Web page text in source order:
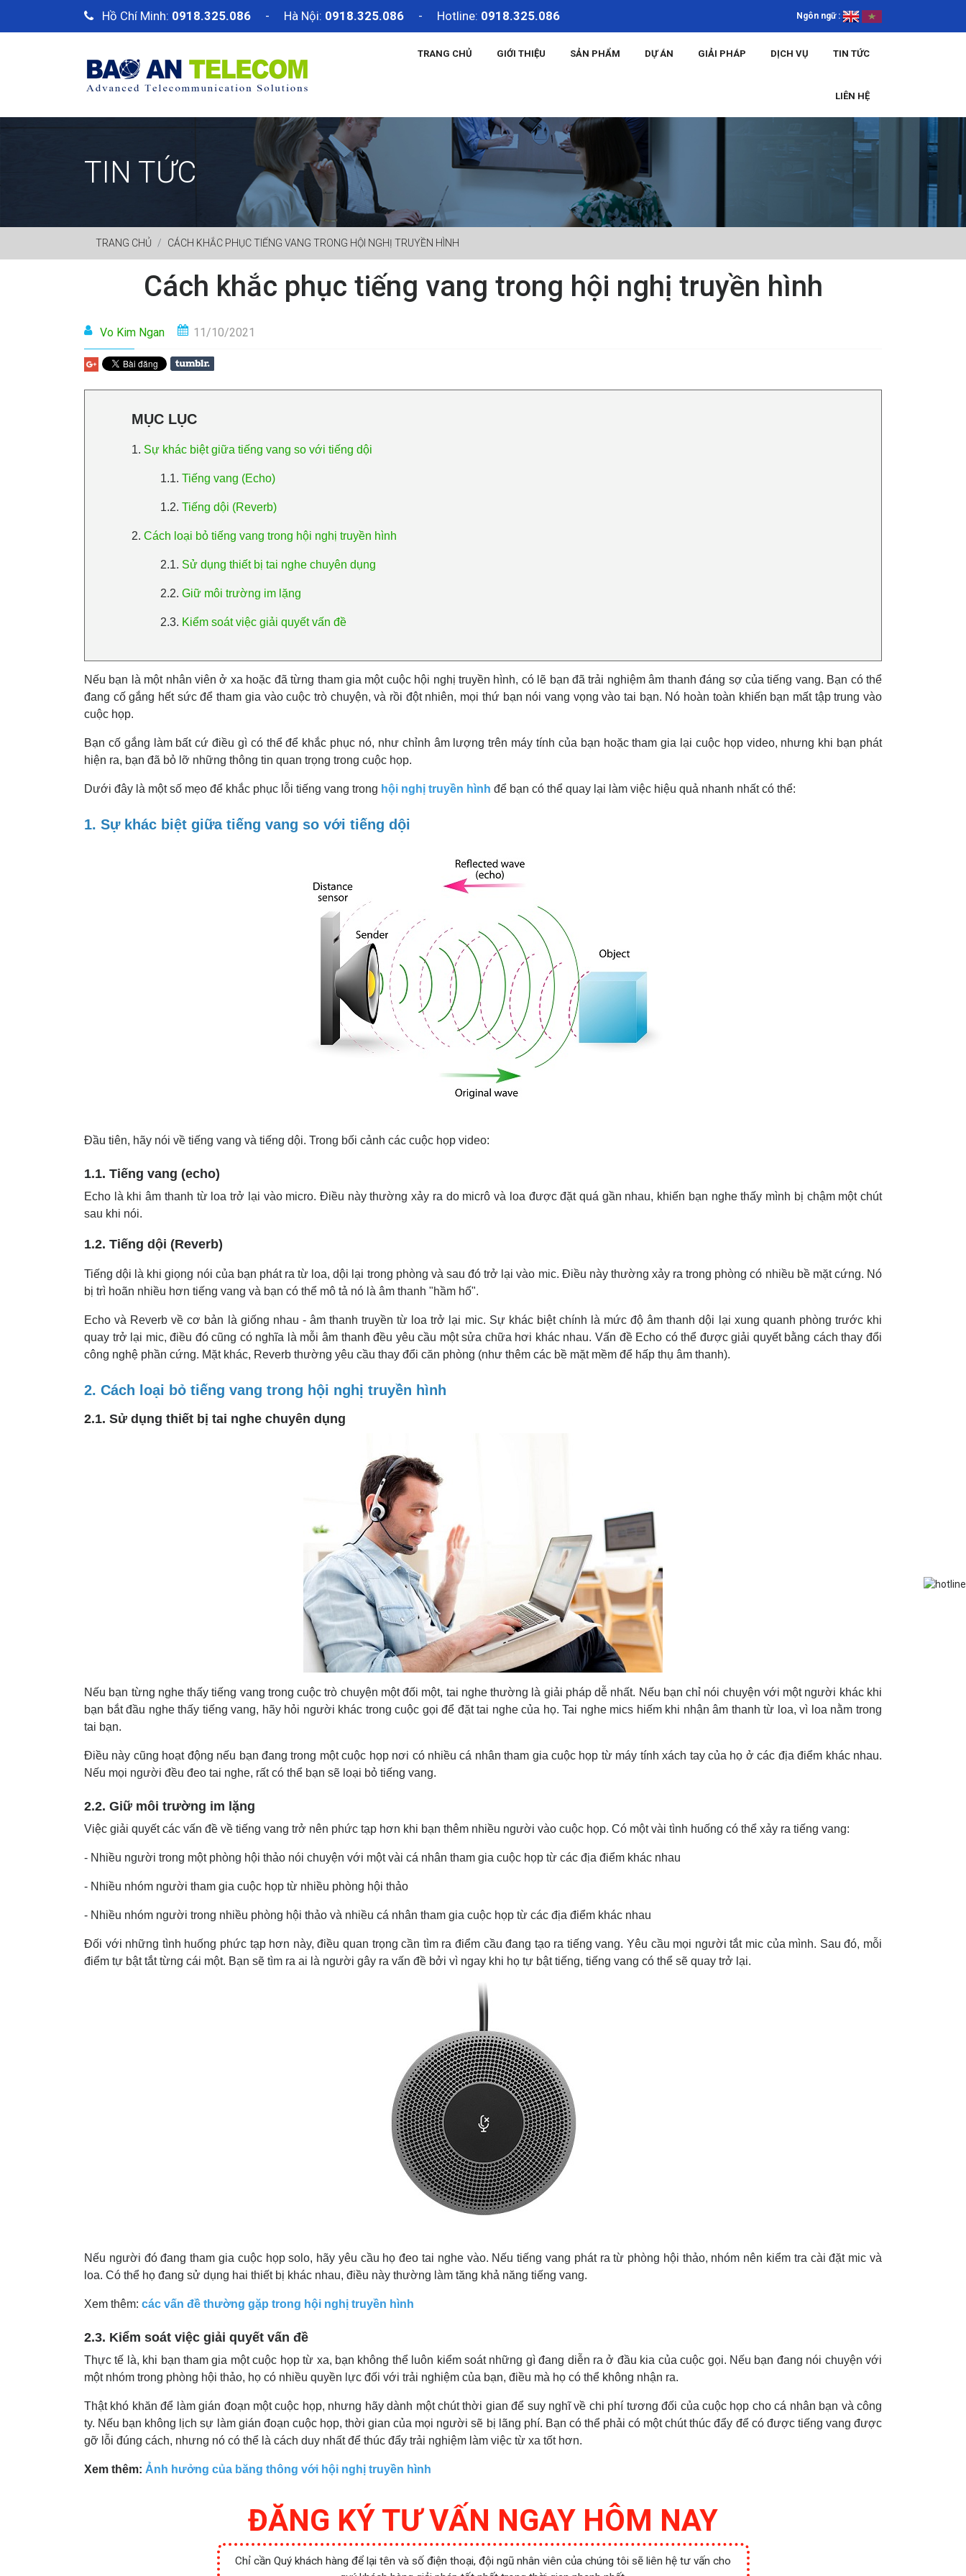
Hồ Chí Minh: 0918.325.086 - Hà Nội: 0918.325.086 - Hotline: 0918.325.086 Ngôn ngữ :
TRANG CHỦ GIỚI THIỆU SẢN PHẨM DỰ ÁN GIẢI PHÁP DỊCH VỤ TIN TỨC
LIÊN HỆ
TIN TỨC
TRANG CHỦ CÁCH KHẮC PHỤC TIẾNG VANG TRONG HỘI NGHỊ TRUYỀN HÌNH
Cách khắc phục tiếng vang trong hội nghị truyền hình
Vo Kim Ngan 11/10/2021
MỤC LỤC
1. Sự khác biệt giữa tiếng vang so với tiếng dội
1.1. Tiếng vang (Echo)
1.2. Tiếng dội (Reverb)
2. Cách loại bỏ tiếng vang trong hội nghị truyền hình
2.1. Sử dụng thiết bị tai nghe chuyên dụng
2.2. Giữ môi trường im lặng
2.3. Kiểm soát việc giải quyết vấn đề
Nếu bạn là một nhân viên ở xa hoặc đã từng tham gia một cuộc hội nghị truyền hình, có lẽ bạn đã trải nghiệm âm thanh đáng sợ của tiếng vang. Bạn có thể
đang cố gắng hết sức để tham gia vào cuộc trò chuyện, và rồi đột nhiên, mọi thứ bạn nói vang vọng vào tai bạn. Nó hoàn toàn khiến bạn mất tập trung vào
cuộc họp.
Bạn cố gắng làm bất cứ điều gì có thể để khắc phục nó, như chỉnh âm lượng trên máy tính của bạn hoặc tham gia lại cuộc họp video, nhưng khi bạn phát
hiện ra, bạn đã bỏ lỡ những thông tin quan trọng trong cuộc họp.
Dưới đây là một số mẹo để khắc phục lỗi tiếng vang trong hội nghị truyền hình để bạn có thể quay lại làm việc hiệu quả nhanh nhất có thể:
1. Sự khác biệt giữa tiếng vang so với tiếng dội
Đầu tiên, hãy nói về tiếng vang và tiếng dội. Trong bối cảnh các cuộc họp video:
1.1. Tiếng vang (echo)
Echo là khi âm thanh từ loa trở lại vào micro. Điều này thường xảy ra do micrô và loa được đặt quá gần nhau, khiến bạn nghe thấy mình bị chậm một chút
sau khi nói.
1.2. Tiếng dội (Reverb)
Tiếng dội là khi giọng nói của bạn phát ra từ loa, dội lại trong phòng và sau đó trở lại vào mic. Điều này thường xảy ra trong phòng có nhiều bề mặt cứng. Nó
bị trì hoãn nhiều hơn tiếng vang và bạn có thể mô tả nó là âm thanh "hầm hố".
Echo và Reverb về cơ bản là giống nhau - âm thanh truyền từ loa trở lại mic. Sự khác biệt chính là mức độ âm thanh dội lại xung quanh phòng trước khi
quay trở lại mic, điều đó cũng có nghĩa là mỗi âm thanh đều yêu cầu một sửa chữa hơi khác nhau. Vấn đề Echo có thể được giải quyết bằng cách thay đổi
công nghệ phần cứng. Mặt khác, Reverb thường yêu cầu thay đổi căn phòng (như thêm các bề mặt mềm để hấp thụ âm thanh).
2. Cách loại bỏ tiếng vang trong hội nghị truyền hình
2.1. Sử dụng thiết bị tai nghe chuyên dụng
Nếu bạn từng nghe thấy tiếng vang trong cuộc trò chuyện một đối một, tai nghe thường là giải pháp dễ nhất. Nếu bạn chỉ nói chuyện với một người khác khi
bạn bắt đầu nghe thấy tiếng vang, hãy hỏi người khác trong cuộc gọi để đặt tai nghe của họ. Tai nghe mics hiếm khi nhận âm thanh từ loa, vì loa nằm trong
tai bạn.
Điều này cũng hoạt động nếu bạn đang trong một cuộc họp nơi có nhiều cá nhân tham gia cuộc họp từ máy tính xách tay của họ ở các địa điểm khác nhau.
Nếu mọi người đều đeo tai nghe, rất có thể bạn sẽ loại bỏ tiếng vang.
2.2. Giữ môi trường im lặng
Việc giải quyết các vấn đề về tiếng vang trở nên phức tạp hơn khi bạn thêm nhiều người vào cuộc họp. Có một vài tình huống có thể xảy ra tiếng vang:
- Nhiều người trong một phòng hội thảo nói chuyện với một vài cá nhân tham gia cuộc họp từ các địa điểm khác nhau
- Nhiều nhóm người tham gia cuộc họp từ nhiều phòng hội thảo
- Nhiều nhóm người trong nhiều phòng hội thảo và nhiều cá nhân tham gia cuộc họp từ các địa điểm khác nhau
Đối với những tình huống phức tạp hơn này, điều quan trọng cần tìm ra điểm cầu đang tạo ra tiếng vang. Yêu cầu mọi người tắt mic của mình. Sau đó, mỗi
điểm tự bật tắt từng cái một. Bạn sẽ tìm ra ai là người gây ra vấn đề bởi vì ngay khi họ tự bật tiếng, tiếng vang có thể sẽ quay trở lại.
Nếu người đó đang tham gia cuộc họp solo, hãy yêu cầu họ đeo tai nghe vào. Nếu tiếng vang phát ra từ phòng hội thảo, nhóm nên kiểm tra cài đặt mic và
loa. Có thể họ đang sử dụng hai thiết bị khác nhau, điều này thường làm tăng khả năng tiếng vang.
Xem thêm: các vấn đề thường gặp trong hội nghị truyền hình
2.3. Kiểm soát việc giải quyết vấn đề
Thực tế là, khi bạn tham gia một cuộc họp từ xa, bạn không thể luôn kiểm soát những gì đang diễn ra ở đầu kia của cuộc gọi. Nếu bạn đang nói chuyện với
một nhóm trong phòng hội thảo, họ có nhiều quyền lực đối với trải nghiệm của bạn, điều mà họ có thể không nhận ra.
Thật khó khăn để làm gián đoạn một cuộc họp, nhưng hãy dành một chút thời gian để suy nghĩ về chi phí tương đối của cuộc họp cho cá nhân bạn và công
ty. Nếu bạn không lịch sự làm gián đoạn cuộc họp, thời gian của mọi người sẽ bị lãng phí. Bạn có thể phải có một chút thúc đẩy để có được tiếng vang được
gỡ lỗi đúng cách, nhưng nó có thể là cách duy nhất để thúc đẩy trải nghiệm làm việc từ xa tốt hơn.
Xem thêm: Ảnh hưởng của băng thông với hội nghị truyền hình
ĐĂNG KÝ TƯ VẤN NGAY HÔM NAY
Chỉ cần Quý khách hàng để lại tên và số điện thoại, đội ngũ nhân viên của chúng tôi sẽ liên hệ tư vấn cho